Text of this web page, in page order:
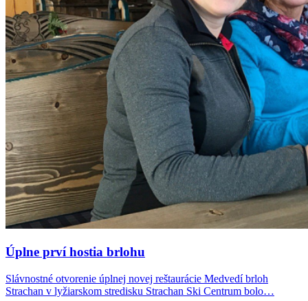
Úplne prví hostia brlohu
Slávnostné otvorenie úplnej novej reštaurácie Medvedí brloh
Strachan v lyžiarskom stredisku Strachan Ski Centrum bolo…